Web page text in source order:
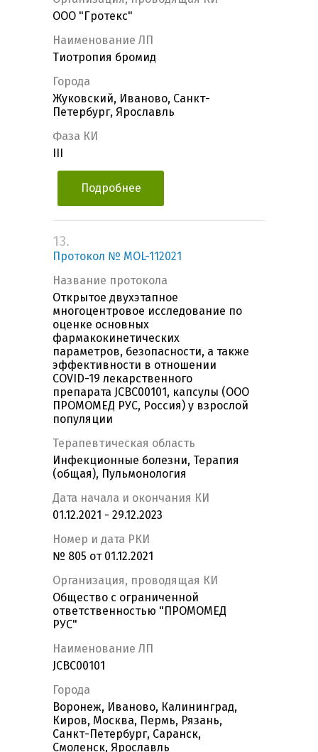
ООО "Гротекс"
Наименование ЛП
Тиотропия бромид
Города
Жуковский, Иваново, Санкт-
Петербург, Ярославль
Фаза КИ
Подробнее
13.
Протокол № MOL-112021
Название протокола
Открытое двухэтапное
многоцентровое исследование по
оценке основных
фармакокинетических
параметров, безопасности, а также
эффективности в отношении
COVID-19 лекарственного
препарата JCBC00101, капсулы (ООО
ПРОМОМЕД РУС, Россия) у взрослой
популяции
Терапевтическая область
Инфекционные болезни, Терапия
(общая), Пульмонология
Дата начала и окончания КИ
01.12.2021 - 29.12.2023
Номер и дата РКИ
№ 805 от 01.12.2021
Организация, проводящая КИ
Общество с ограниченной
ответственностью "ПРОМОМЕД
РУС"
Наименование ЛП
JCBC00101
Города
Воронеж, Иваново, Калининград,
Киров, Москва, Пермь, Рязань,
Санкт-Петербург, Саранск,
Смоленск, Ярославль